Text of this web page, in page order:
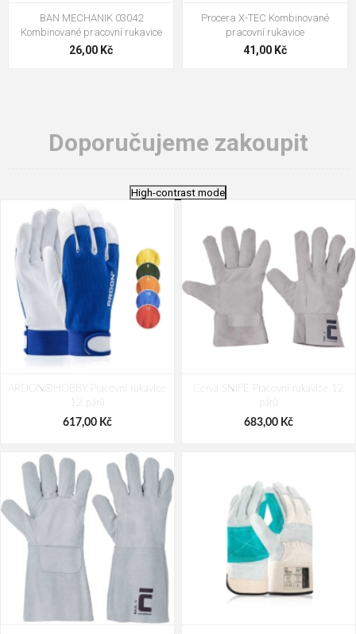
BAN MECHANIK 03042
Kombinované pracovní rukavice
26,00 Kč
Procera X-TEC Kombinované
pracovní rukavice
41,00 Kč
Doporučujeme zakoupit
High-contrast mode
ARDON®HOBBY Pracovní rukavice
12 párů
617,00 Kč
Cerva SNIPE Pracovní rukavice 12
párů
683,00 Kč